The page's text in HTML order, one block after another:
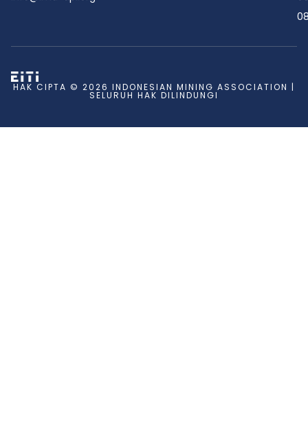
HAK CIPTA © 2026 INDONESIAN MINING ASSOCIATION |
SELURUH HAK DILINDUNGI